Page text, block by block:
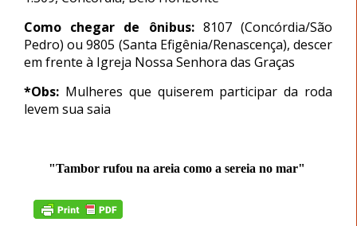
Como chegar de ônibus: 8107 (Concórdia/São
Pedro) ou 9805 (Santa Efigênia/Renascença), descer
em frente à Igreja Nossa Senhora das Graças
*Obs: Mulheres que quiserem participar da roda
levem sua saia
"Tambor rufou na areia como a sereia no mar"